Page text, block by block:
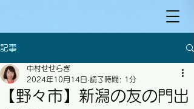
記事
【野々市】新潟の友の門出
中村せせらぎ
2024年10月14日 読了時間: 1分